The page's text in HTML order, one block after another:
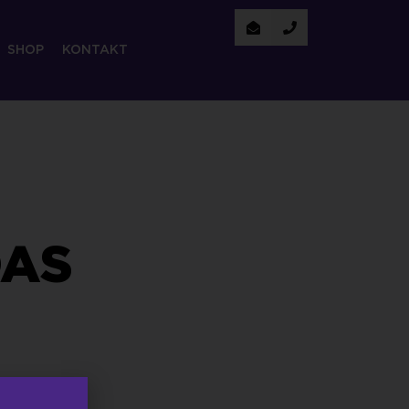
SHOP KONTAKT